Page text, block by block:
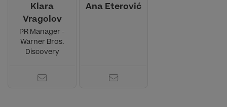
Klara
Vragolov
PR Manager -
Warner Bros.
Discovery
Ana Eterović